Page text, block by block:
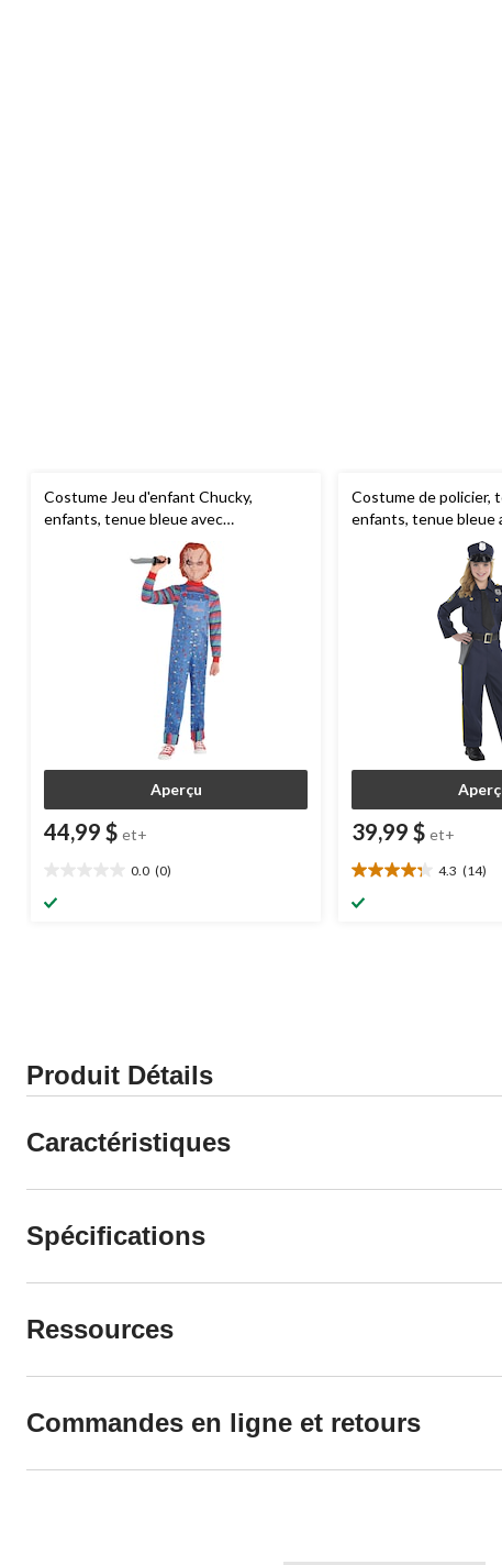
Costume Jeu d'enfant Chucky,
enfants, tenue bleue avec
chemise/salopette/masque, tailles
Aperçu
44,99 $ et+
0.0 (0)
étoile(s)
Costume de
enfants, tenue bleue
chemise/pantalon/
39,99 $ et+
4.3 (14)
4.3
étoile(s)
Produit Détails
Caractéristiques
Spécifications
Ressources
Commandes en ligne et retours